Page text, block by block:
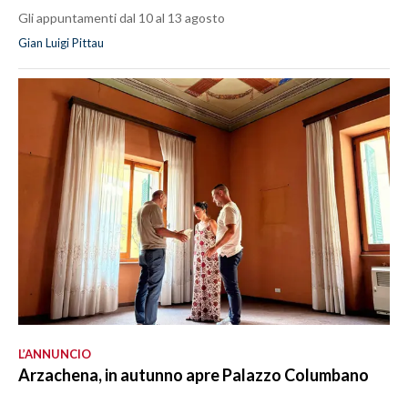
Gli appuntamenti dal 10 al 13 agosto
Gian Luigi Pittau
L’ANNUNCIO
Arzachena, in autunno apre Palazzo Columbano